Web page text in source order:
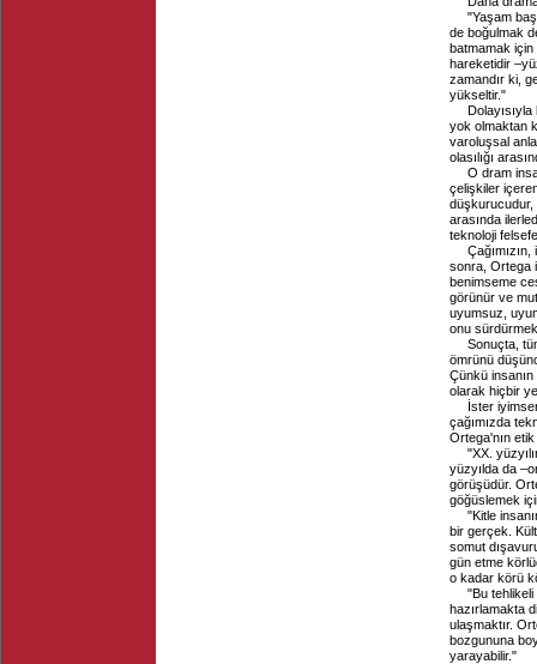
"Yaşam
de boğulmak
batmamak için
hareketidir
zamandır ki,
yükseltir."
yok olmaktan
varoluşsal
olasılığı
O dram
çelişkiler
düşkurucudur,
arasında
teknoloji
sonra, Ortega
benimseme
görünür ve
uyumsuz,
onu
Sonuçta,
ömrünü
Çünkü
olarak hiçbir
İster
çağımızda
Ortega'nın
"XX.
yüzyılda da
görüşüdür.
göğüslemek
"Kitle
bir gerçek.
somut
gün etme
o kadar körü
"Bu
hazırlamakta
ulaşmaktır.
bozgununa
yarayabilir."